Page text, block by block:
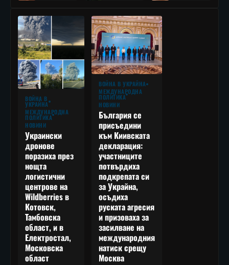
ВОЙНА В
УКРАЙНА
МЕЖДУНАРОДНА
ПОЛИТИКА
НОВИНИ
Украински
дронове
поразиха през
нощта
логистични
центрове на
Wildberries в
Котовск,
Тамбовска
област, и в
Електростал,
Московска
област
ВОЙНА В УКРАЙНА
МЕЖДУНАРОДНА
ПОЛИТИКА
НОВИНИ
България се
присъедини
към Киивската
декларация:
участниците
потвърдиха
подкрепата си
за Украйна,
осъдиха
руската агресия
и призоваха за
засилване на
международния
натиск срещу
Москва